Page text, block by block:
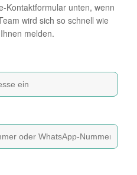
Kontaktformular unten, wenn
wird sich so schnell wie
melden.